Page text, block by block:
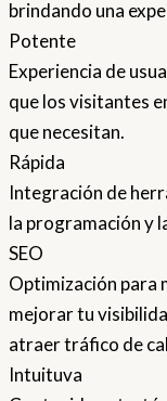
brindando una
Potente
Experiencia de
que los visitantes
que necesitan.
Rápida
Integración de
la programación y
SEO
Optimización para
mejorar tu
atraer tráfico de
Intuituva